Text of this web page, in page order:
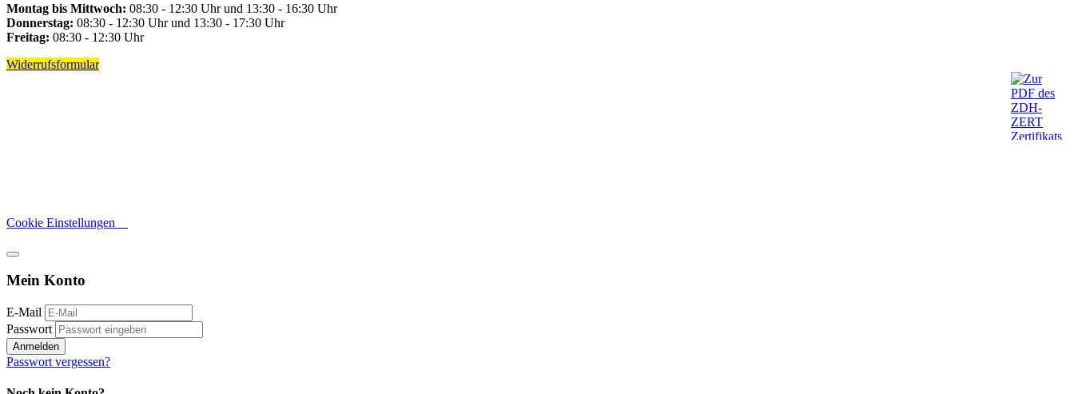
Montag bis Mittwoch: 08:30 - 12:30 Uhr und 13:30 - 16:30 Uhr
Donnerstag: 08:30 - 12:30 Uhr und 13:30 - 17:30 Uhr
Freitag: 08:30 - 12:30 Uhr
Widerrufsformular
Cookie Einstellungen
Mein Konto
E-Mail
Passwort
Anmelden
Passwort vergessen?